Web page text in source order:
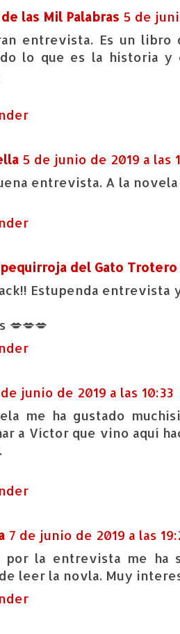
las Mil Palabras 5 de
entrevista. Es un libro
lo que es la historia y
5 de junio de 2019 a las
entrevista. A la
del Gato Trotero
Estupenda entrevista
💋💋💋
junio de 2019 a las 10:33
me ha gustado
a Víctor que vino aquí
7 de junio de 2019 a las
por la entrevista me ha
leer la novla. Muy